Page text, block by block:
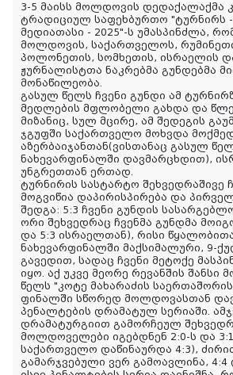
3-5 მაისს მოლდოვის დედაქალაქმა
ტრადიციულ საფეხბურთო "ტურნირს -
მედიათასი - 2025"-ს უმასპინძლა,
მოლდოვის, საქართველოს,
პოლონეთის, სომხეთის, ისრაელის
ჟურნალისტთა ნაკრებმა გუნდებმა
მონაწილეობა.
გასულ წელს ჩვენი გუნდი ამ
მედლების მფლობელი გახდა და
მიზანიც, სულ მცირე, ამ შედეგის
ჯგუფში საქართველო მოხვდა
აზერბაიჯანთან(ვისთანაც გასულ
ნახევარფინალში დავმარცხდით),
უნგრეთთან ერთად.
ტურნირის სასტარტო შეხვედრაშივე
მოგვიწია დაპირისპირება და
შედგა: 5:3 ჩვენი გუნდის
ორი შეხვედრაც ჩვენმა გუნდმა
და 5:3 ისრაელთან), რისი
ნახევარფინალში მაქსიმალური, 9-
გავედით, სადაც ჩვენი მეტოქე
იყო. აქ უკვე მეორე რევანშის შანსი
წელს "კოტე მახარაძის
ფინალში სწორედ მოლდოვასთან
პენალტების დრამატულ სერიაში.
დრამატურგიით გამორჩეულ
მოლდოველები იგებდნენ 2:0-ს და
საქართველო დაწინაურდა 4:3),
გამარჯვებული ვერ გამოავლინა,